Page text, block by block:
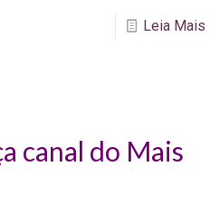
Leia Mais
canal do Mais